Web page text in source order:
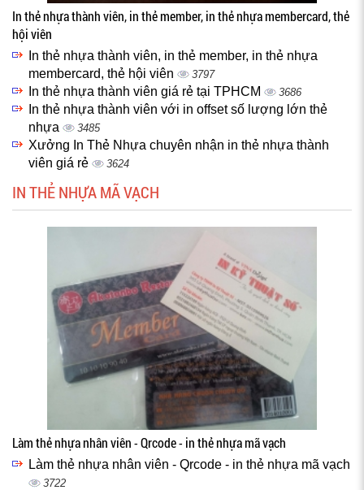
In thẻ nhựa thành viên, in thẻ member, in thẻ nhựa membercard, thẻ
hội viên
In thẻ nhựa thành viên, in thẻ member, in thẻ nhựa
membercard, thẻ hội viên
3797
In thẻ nhựa thành viên giá rẻ tại TPHCM 3686
In thẻ nhựa thành viên với in offset số lượng lớn thẻ
nhựa
3485
Xưởng In Thẻ Nhựa chuyên nhận in thẻ nhựa thành
viên giá rẻ
3624
IN THẺ NHỰA MÃ VẠCH
Làm thẻ nhựa nhân viên - Qrcode - in thẻ nhựa mã vạch
Làm thẻ nhựa nhân viên - Qrcode - in thẻ nhựa mã vạch
3722